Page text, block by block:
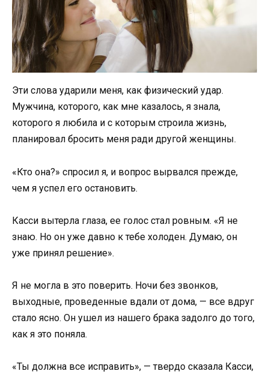
Эти слова ударили меня, как физический удар.
Мужчина, которого, как мне казалось, я знала,
которого я любила и с которым строила жизнь,
планировал бросить меня ради другой женщины.
«Кто она?» спросил я, и вопрос вырвался прежде,
чем я успел его остановить.
Касси вытерла глаза, ее голос стал ровным. «Я не
знаю. Но он уже давно к тебе холоден. Думаю, он
уже принял решение».
Я не могла в это поверить. Ночи без звонков,
выходные, проведенные вдали от дома, — все вдруг
стало ясно. Он ушел из нашего брака задолго до того,
как я это поняла.
«Ты должна все исправить», — твердо сказала Касси,